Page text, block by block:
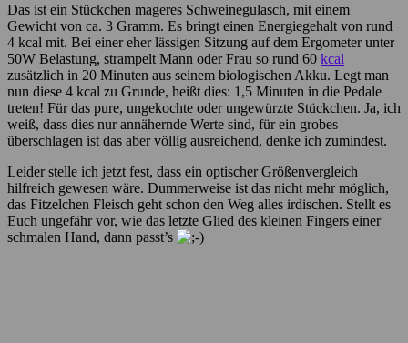
Das ist ein Stückchen mageres Schweinegulasch, mit einem
Gewicht von ca. 3 Gramm. Es bringt einen Energiegehalt von rund
4 kcal mit. Bei einer eher lässigen Sitzung auf dem Ergometer unter
50W Belastung, strampelt Mann oder Frau so rund 60 kcal
zusätzlich in 20 Minuten aus seinem biologischen Akku. Legt man
nun diese 4 kcal zu Grunde, heißt dies: 1,5 Minuten in die Pedale
treten! Für das pure, ungekochte oder ungewürzte Stückchen. Ja, ich
weiß, dass dies nur annähernde Werte sind, für ein grobes
überschlagen ist das aber völlig ausreichend, denke ich zumindest.
Leider stelle ich jetzt fest, dass ein optischer Größenvergleich
hilfreich gewesen wäre. Dummerweise ist das nicht mehr möglich,
das Fitzelchen Fleisch geht schon den Weg alles irdischen. Stellt es
Euch ungefähr vor, wie das letzte Glied des kleinen Fingers einer
schmalen Hand, dann passt’s